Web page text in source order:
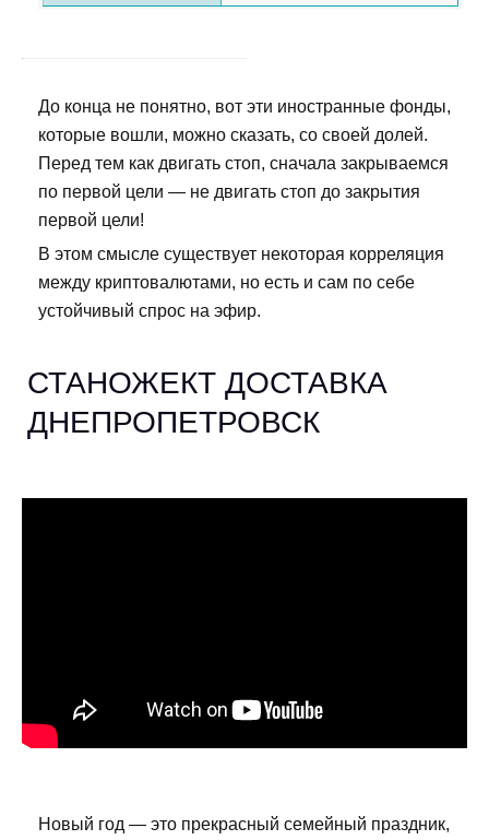
До конца не понятно, вот эти иностранные фонды,
которые вошли, можно сказать, со своей долей.
Перед тем как двигать стоп, сначала закрываемся
по первой цели — не двигать стоп до закрытия
первой цели!
В этом смысле существует некоторая корреляция
между криптовалютами, но есть и сам по себе
устойчивый спрос на эфир.
СТАНОЖЕКТ ДОСТАВКА
ДНЕПРОПЕТРОВСК
Новый год — это прекрасный семейный праздник,